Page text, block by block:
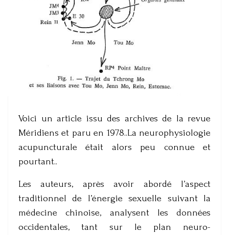
Voici un article issu des archives de la revue
Méridiens et paru en 1978..La neurophysiologie
acupuncturale était alors peu connue et
pourtant..
Les auteurs, après avoir abordé l’aspect
traditionnel de l’énergie sexuelle suivant la
médecine chinoise, analysent les données
occidentales, tant sur le plan neuro-